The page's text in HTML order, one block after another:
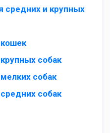
средних и крупных
собак
собак
собак